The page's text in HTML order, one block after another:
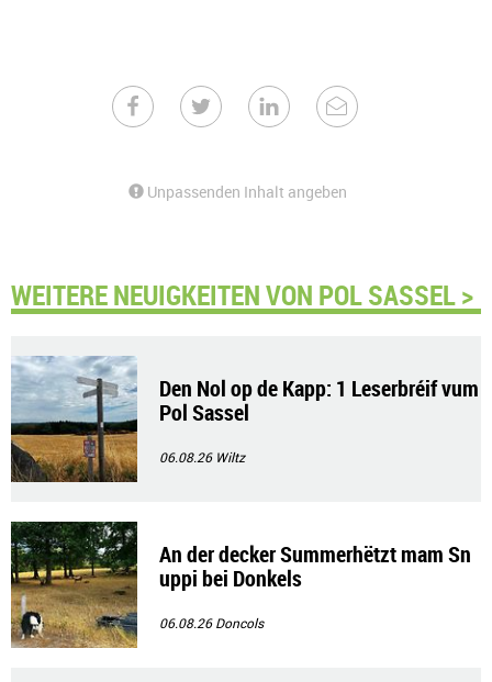
Unpassenden Inhalt angeben
WEITERE NEUIGKEITEN VON POL SASSEL >
Den Nol op de Kapp: 1 Leserbréif vum
Pol Sassel
06.08.26 Wiltz
An der decker Summerhëtzt mam Sn
uppi bei Donkels
06.08.26Doncols